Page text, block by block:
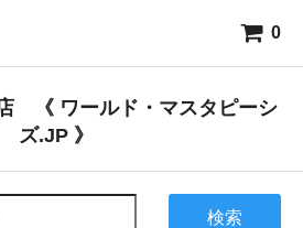
0
《 ワールド・マスタピーシ
ズ.JP 》
検索